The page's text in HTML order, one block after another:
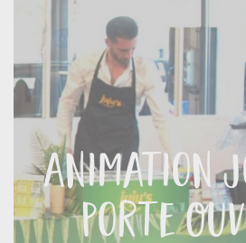
Animation
Porte